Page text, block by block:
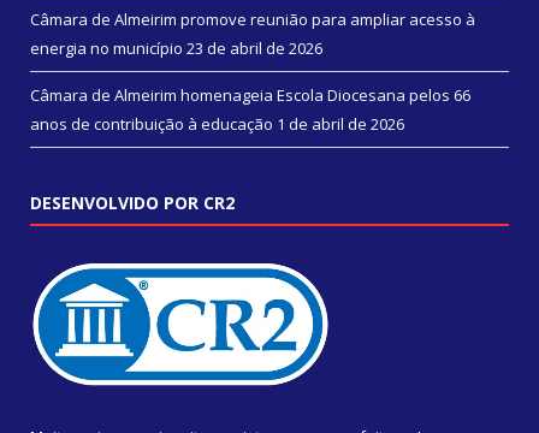
Câmara de Almeirim promove reunião para ampliar acesso à
energia no município 23 de abril de 2026
Câmara de Almeirim homenageia Escola Diocesana pelos 66
anos de contribuição à educação 1 de abril de 2026
DESENVOLVIDO POR CR2